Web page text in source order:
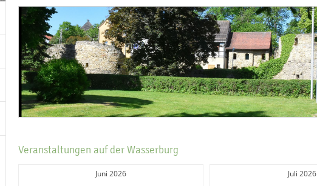
Veranstaltungen auf der Wasserburg
Juni 2026 Juli 2026